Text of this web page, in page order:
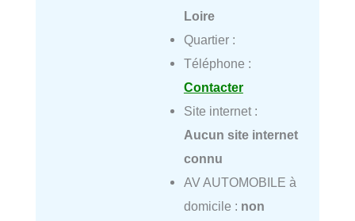
Loire
Quartier :
Téléphone :
Contacter
Site internet :
Aucun site internet
connu
AV AUTOMOBILE à
domicile : non